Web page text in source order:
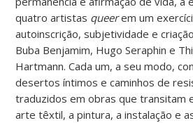
quatro artistas queerem um
autoinscrição, subjetividade e
Buba Benjamim, Hugo Seraphin e
Hartmann. Cada um, a seu modo,
desertos íntimos e caminhos de
traduzidos em obras que transitam
arte têxtil, a pintura, a instalação e